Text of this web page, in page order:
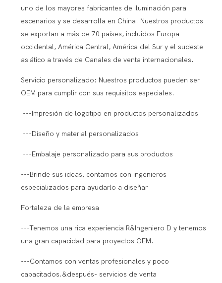
uno de los mayores fabricantes de iluminación para
escenarios y se desarrolla en China. Nuestros productos
se exportan a más de 70 países, incluidos Europa
occidental, América Central, América del Sur y el sudeste
asiático a través de Canales de venta internacionales.
Servicio personalizado: Nuestros productos pueden ser
OEM para cumplir con sus requisitos especiales.
---Impresión de logotipo en productos personalizados
---Diseño y material personalizados
---Embalaje personalizado para sus productos
---Brinde sus ideas, contamos con ingenieros
especializados para ayudarlo a diseñar
Fortaleza de la empresa
---Tenemos una rica experiencia R&Ingeniero D y tenemos
una gran capacidad para proyectos OEM.
---Contamos con ventas profesionales y poco
capacitados.&después- servicios de venta